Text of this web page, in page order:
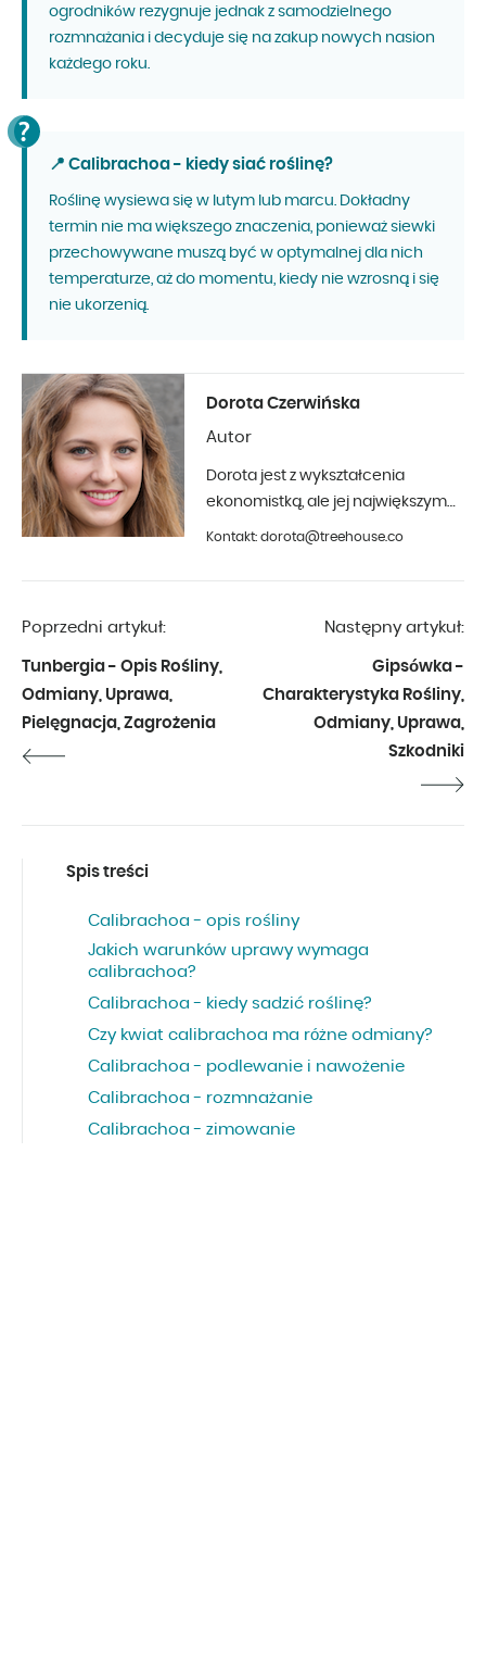
ogrodników rezygnuje jednak z samodzielnego
rozmnażania i decyduje się na zakup nowych nasion
każdego roku.
📍 Calibrachoa - kiedy siać roślinę?
Roślinę wysiewa się w lutym lub marcu. Dokładny
termin nie ma większego znaczenia, ponieważ siewki
przechowywane muszą być w optymalnej dla nich
temperaturze, aż do momentu, kiedy nie wzrosną i się
nie ukorzenią.
Dorota Czerwińska
Autor
Dorota jest z wykształcenia
ekonomistką, ale jej największym
hobby jest fotografia i aranżacja
od początku 2019 roku.
Kontakt: dorota@treehouse.co
Poprzedni artykuł:
Tunbergia - Opis Rośliny,
Odmiany, Uprawa,
Pielęgnacja, Zagrożenia
Następny artykuł:
Gipsówka -
Charakterystyka Rośliny,
Odmiany, Uprawa,
Szkodniki
Spis treści
Calibrachoa - opis rośliny
Jakich warunków uprawy wymaga
calibrachoa?
Calibrachoa - kiedy sadzić roślinę?
Czy kwiat calibrachoa ma różne odmiany?
Calibrachoa - podlewanie i nawożenie
Calibrachoa - rozmnażanie
Calibrachoa - zimowanie